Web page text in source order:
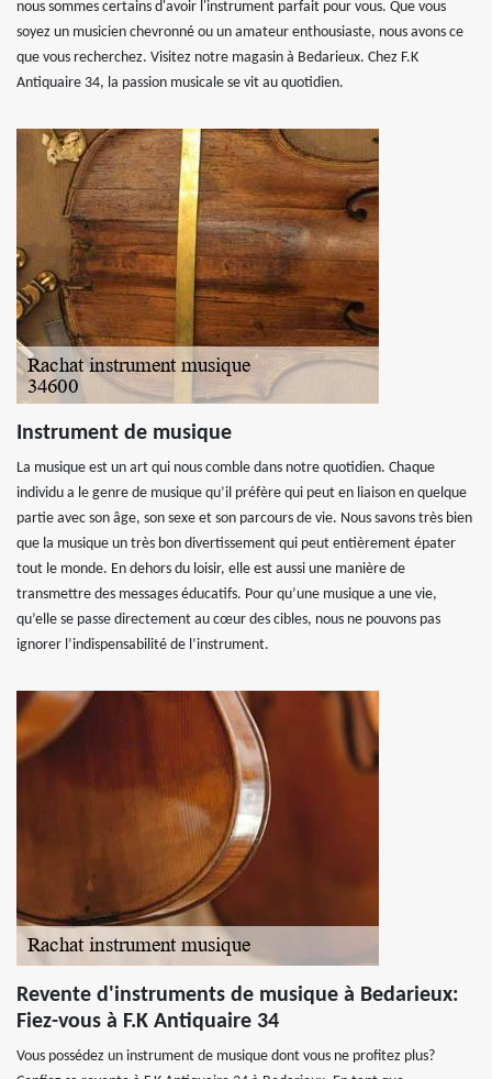
nous sommes certains d'avoir l'instrument parfait pour vous. Que vous
soyez un musicien chevronné ou un amateur enthousiaste, nous avons ce
que vous recherchez. Visitez notre magasin à Bedarieux. Chez F.K
Antiquaire 34, la passion musicale se vit au quotidien.
Instrument de musique
La musique est un art qui nous comble dans notre quotidien. Chaque
individu a le genre de musique qu’il préfère qui peut en liaison en quelque
partie avec son âge, son sexe et son parcours de vie. Nous savons très bien
que la musique un très bon divertissement qui peut entièrement épater
tout le monde. En dehors du loisir, elle est aussi une manière de
transmettre des messages éducatifs. Pour qu’une musique a une vie,
qu’elle se passe directement au cœur des cibles, nous ne pouvons pas
ignorer l’indispensabilité de l’instrument.
Revente d'instruments de musique à Bedarieux:
Fiez-vous à F.K Antiquaire 34
Vous possédez un instrument de musique dont vous ne profitez plus?